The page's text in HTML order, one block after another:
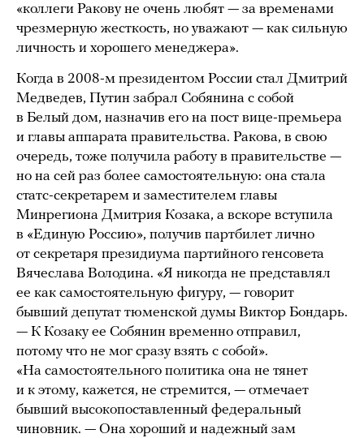
«коллеги Ракову не очень любят — за временами
чрезмерную жесткость, но уважают — как сильную
личность и хорошего менеджера».
Когда в 2008-м президентом России стал Дмитрий
Медведев, Путин забрал Собянина с собой
в Белый дом, назначив его на пост вице-премьера
и главы аппарата правительства. Ракова, в свою
очередь, тоже получила работу в правительстве —
но на сей раз более самостоятельную: она стала
статс-секретарем и заместителем главы
Минрегиона Дмитрия Козака, а вскоре вступила
в «Единую Россию», получив партбилет лично
от секретаря президиума партийного генсовета
Вячеслава Володина. «Я никогда не представлял
ее как самостоятельную фигуру, — говорит
бывший депутат тюменской думы Виктор Бондарь.
— К Козаку ее Собянин временно отправил,
потому что не мог сразу взять с собой».
«На самостоятельного политика она не тянет
и к этому, кажется, не стремится, — отмечает
бывший высокопоставленный федеральный
чиновник. — Она хороший и надежный зам